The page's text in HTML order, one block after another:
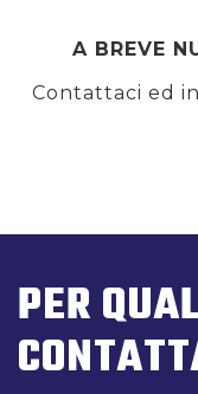
A BREVE
Contattaci ed
PER